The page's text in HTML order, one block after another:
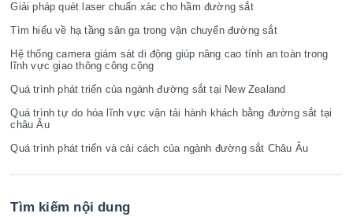
Giải pháp quét laser chuẩn xác cho hầm đường sắt
Tìm hiểu về hạ tầng sân ga trong vận chuyển đường sắt
Hệ thống camera giám sát di động giúp nâng cao tính an toàn trong
lĩnh vực giao thông công cộng
Quá trình phát triển của ngành đường sắt tại New Zealand
Quá trình tự do hóa lĩnh vực vận tải hành khách bằng đường sắt tại
châu Âu
Quá trình phát triển và cải cách của ngành đường sắt Châu Âu
Tìm kiếm nội dung